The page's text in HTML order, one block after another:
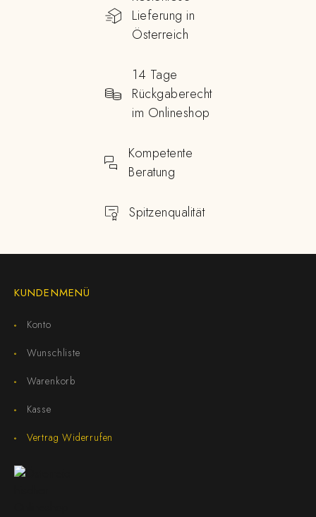
Lieferung in
Österreich
14 Tage
Rückgaberecht
im Onlineshop
Kompetente
Beratung
Spitzenqualität
KUNDENMENÜ
Konto
Wunschliste
Warenkorb
Kasse
Vertrag Widerrufen